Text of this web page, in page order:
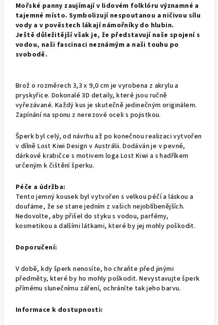
Mořské panny zaujímají v lidovém folklóru významné a
tajemné místo. Symbolizují nespoutanou a ničivou sílu
vody a v pověstech lákají námořníky do hlubin.
Ještě důležitější však je, že představují naše spojení s
vodou, naši fascinaci neznámým a naši touhu po
svobodě.
Brož o rozměrech 3,3 x 9,0 cm je vyrobena z akrylu a
pryskyřice. Dokonalé 3D detaily, které jsou ručně
vyřezávané. Každý kus je skutečně jedinečným originálem.
Zapínání na sponu z nerezové oceli s pojistkou.
Šperk byl celý, od návrhu až po konečnou realizaci vytvořen
v dílně Lost Kiwi Design v Austrálii. Dodáván je v pevné,
dárkové krabičce s motivem loga Lost Kiwi a s hadříkem
určeným k čištění šperku.
Péče a údržba:
Tento jemný kousek byl vytvořen s velkou péčí a láskou a
doufáme, že se stane jedním z vašich nejoblíbenějších.
Nedovolte, aby přišel do styku s vodou, parfémy,
kosmetikou a dalšími látkami, které by jej mohly poškodit.
Doporučení:
V době, kdy šperk nenosíte, ho chraňte před jinými
předměty, které by ho mohly poškodit. Nevystavujte šperk
přímému slunečnímu záření, ochráníte tak jeho barvu.
Informace k dostupnosti: